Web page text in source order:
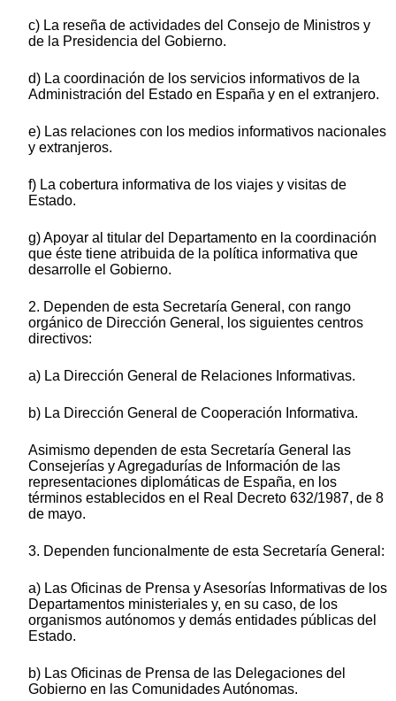
c) La reseña de actividades del Consejo de Ministros y
de la Presidencia del Gobierno.
d) La coordinación de los servicios informativos de la
Administración del Estado en España y en el extranjero.
e) Las relaciones con los medios informativos nacionales
y extranjeros.
f) La cobertura informativa de los viajes y visitas de
Estado.
g) Apoyar al titular del Departamento en la coordinación
que éste tiene atribuida de la política informativa que
desarrolle el Gobierno.
2. Dependen de esta Secretaría General, con rango
orgánico de Dirección General, los siguientes centros
directivos:
a) La Dirección General de Relaciones Informativas.
b) La Dirección General de Cooperación Informativa.
Asimismo dependen de esta Secretaría General las
Consejerías y Agregadurías de Información de las
representaciones diplomáticas de España, en los
términos establecidos en el Real Decreto 632/1987, de 8
de mayo.
3. Dependen funcionalmente de esta Secretaría General:
a) Las Oficinas de Prensa y Asesorías Informativas de los
Departamentos ministeriales y, en su caso, de los
organismos autónomos y demás entidades públicas del
Estado.
b) Las Oficinas de Prensa de las Delegaciones del
Gobierno en las Comunidades Autónomas.